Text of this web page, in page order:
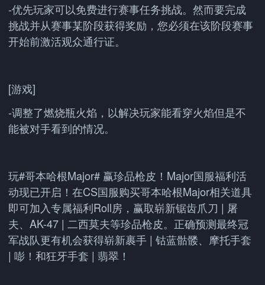
-优先玩家可以免费进行赛事任务挑战。然而要完成
挑战并从赛事某阶段获得奖励，您必须在该阶段赛事
开始前激活观众通行证。
[游戏]
-调整了燃烧瓶火焰，以解决玩家能看穿火焰但是不
能被对手看到的情况。
玩#哥本哈根Major# 赢珍品枪皮！Major国服福利活
动现已开启！在CS国服购买哥本哈根Major相关道具
即可加入专属福利Roll房，赢取崭新锯齿爪刀 | 屠
夫、AK-47 | 二西莫夫等珍品枪皮。正确预测最终冠
军战队更有机会获得崭新裹手 | 钴蓝骷髅、摩托手套
| 嘭！和狂牙手套 | 翡翠！